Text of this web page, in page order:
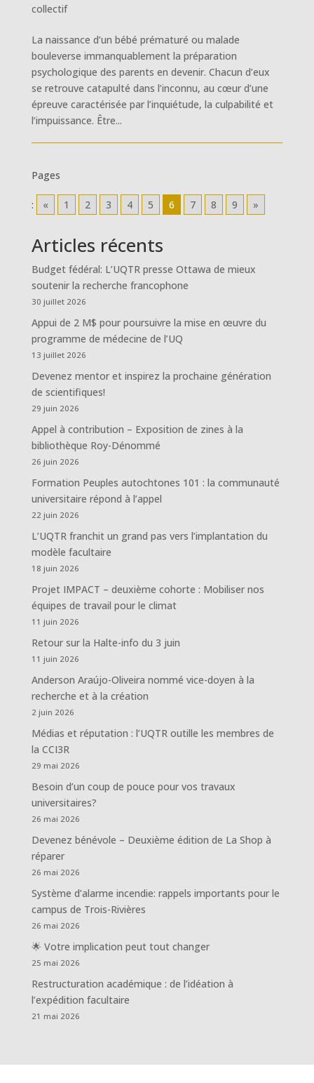
collectif
La naissance d’un bébé prématuré ou malade
bouleverse immanquablement la préparation
psychologique des parents en devenir. Chacun d’eux
se retrouve catapulté dans l’inconnu, au cœur d’une
épreuve caractérisée par l’inquiétude, la culpabilité et
l’impuissance. Être...
Pages
: « 1 2 3 4 5 6 7 8 9 »
Articles récents
Budget fédéral: L’UQTR presse Ottawa de mieux
soutenir la recherche francophone
30 juillet 2026
Appui de 2 M$ pour poursuivre la mise en œuvre du
programme de médecine de l’UQ
13 juillet 2026
Devenez mentor et inspirez la prochaine génération
de scientifiques!
29 juin 2026
Appel à contribution – Exposition de zines à la
bibliothèque Roy-Dénommé
26 juin 2026
Formation Peuples autochtones 101 : la communauté
universitaire répond à l’appel
22 juin 2026
L’UQTR franchit un grand pas vers l’implantation du
modèle facultaire
18 juin 2026
Projet IMPACT – deuxième cohorte : Mobiliser nos
équipes de travail pour le climat
11 juin 2026
Retour sur la Halte-info du 3 juin
11 juin 2026
Anderson Araújo-Oliveira nommé vice-doyen à la
recherche et à la création
2 juin 2026
Médias et réputation : l’UQTR outille les membres de
la CCI3R
29 mai 2026
Besoin d’un coup de pouce pour vos travaux
universitaires?
26 mai 2026
Devenez bénévole – Deuxième édition de La Shop à
réparer
26 mai 2026
Système d’alarme incendie: rappels importants pour le
campus de Trois-Rivières
26 mai 2026
🌟 Votre implication peut tout changer
25 mai 2026
Restructuration académique : de l’idéation à
l’expédition facultaire
21 mai 2026